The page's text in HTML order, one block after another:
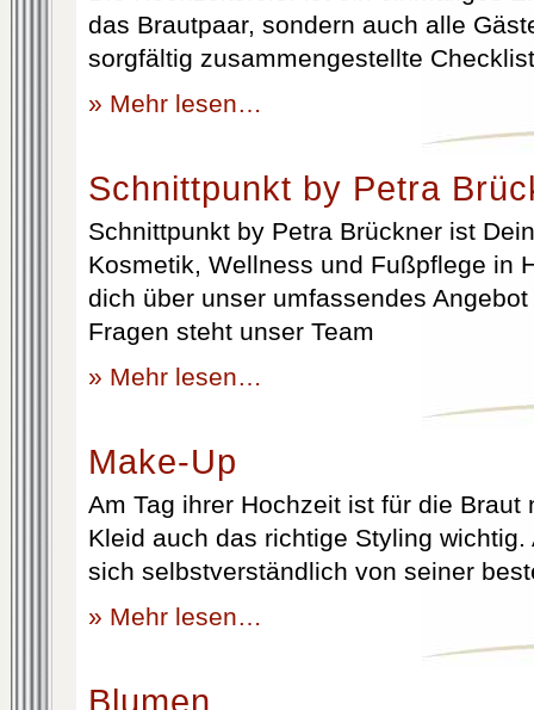
das Brautpaar, sondern auch alle
sorgfältig zusammengestellte
» Mehr lesen…
Schnittpunkt by Petra
Schnittpunkt by Petra Brückner ist
Kosmetik, Wellness und Fußpflege in
dich über unser umfassendes
Fragen steht unser Team
» Mehr lesen…
Make-Up
Am Tag ihrer Hochzeit ist für die Braut
Kleid auch das richtige Styling
sich selbstverständlich von seiner
» Mehr lesen…
Blumen